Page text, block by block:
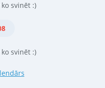
svinēt :)
svinēt :)